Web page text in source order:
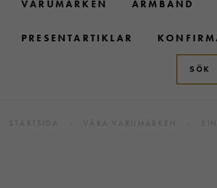
VARUMÄRKEN ARMBAND
PRESENTARTIKLAR
STARTSIDA › VÅRA VARUMÄRKEN ›